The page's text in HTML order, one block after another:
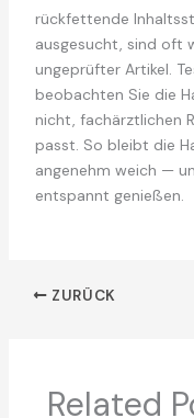
rückfettende
ausgesucht, sind oft
ungeprüfter Artikel.
beobachten Sie die
nicht, fachärztlichen
passt. So bleibt die
angenehm weich —
entspannt genießen.
ZURÜCK
Related